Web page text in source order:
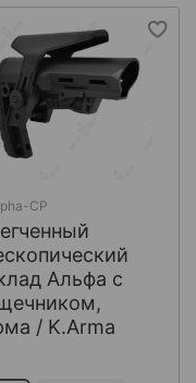
CP
Альфа с
/ K.Arma